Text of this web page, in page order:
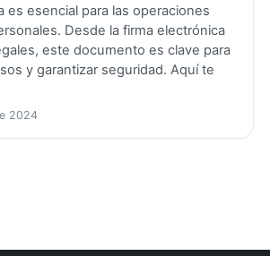
es esencial para las operaciones
Desde la firma electrónica
este documento es clave para
y garantizar seguridad. Aquí te
2024